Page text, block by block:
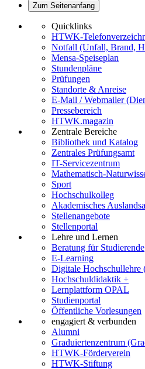
Zum Seitenanfang
Quicklinks
HTWK-
Notfall (Unfall, Brand,
Mensa-Speiseplan
Stundenpläne
Prüfungen
Standorte & Anreise
E-Mail / Webmailer
Pressebereich
HTWK.magazin
Zentrale Bereiche
Bibliothek und Katalog
Zentrales Prüfungsamt
IT-Servicezentrum
Mathematisch-
Sport
Hochschulkolleg
Akademisches
Stellenangebote
Stellenportal
Lehre und Lernen
Beratung für Studierende
E-Learning
Digitale
Hochschuldidaktik +
Lernplattform OPAL
Studienportal
Öffentliche Vorlesungen
engagiert & verbunden
Alumni
Graduiertenzentrum
HTWK-Förderverein
HTWK-Stiftung